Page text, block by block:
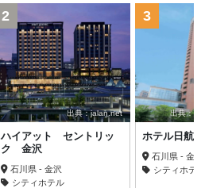
出典：jalan.net
2
ハイアット セントリッ
ク 金沢
石川県 - 金沢
シティホテル
出典：
3
ホテル日航
石川県 - 金
シティホテ